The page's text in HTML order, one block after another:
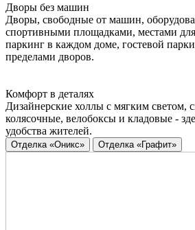
Дворы без машин
Дворы, свободные от машин,
спортивными площадками, местами
паркинг в каждом доме, гостевой
пределами дворов.
Комфорт в деталях
Дизайнерские холлы с мягким светом,
колясочные, велобоксы и кладовые -
удобства жителей.
Отделка «Оникс» Отделка «Графит»